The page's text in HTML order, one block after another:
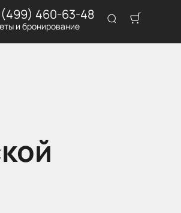
(499) 460-63-48
и бронирование